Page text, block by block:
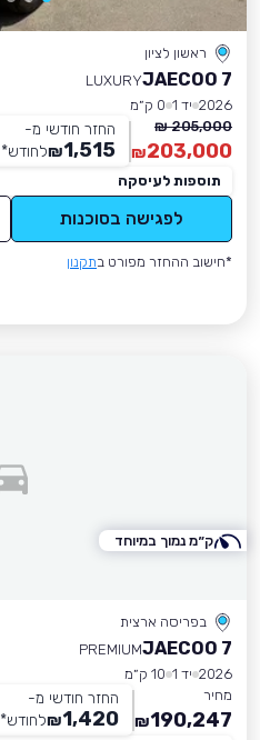
ראשון לציון
JAECOO 7
LUXURY
2026 יד 1
0 ק״מ
205,000 ₪
203,000
₪
החזר חודשי מ-
1,515
₪לחודש*
תוספות לעיסקה
לפגישה בסוכנות
*חישוב ההחזר מפורט בתקנון
בפריסה ארצית
JAECOO 7
PREMIUM
2026 יד 1
10 ק״מ
מחיר
190,247
₪
החזר חודשי מ-
1,420
₪לחודש*
ק״מ נמוך במיוחד